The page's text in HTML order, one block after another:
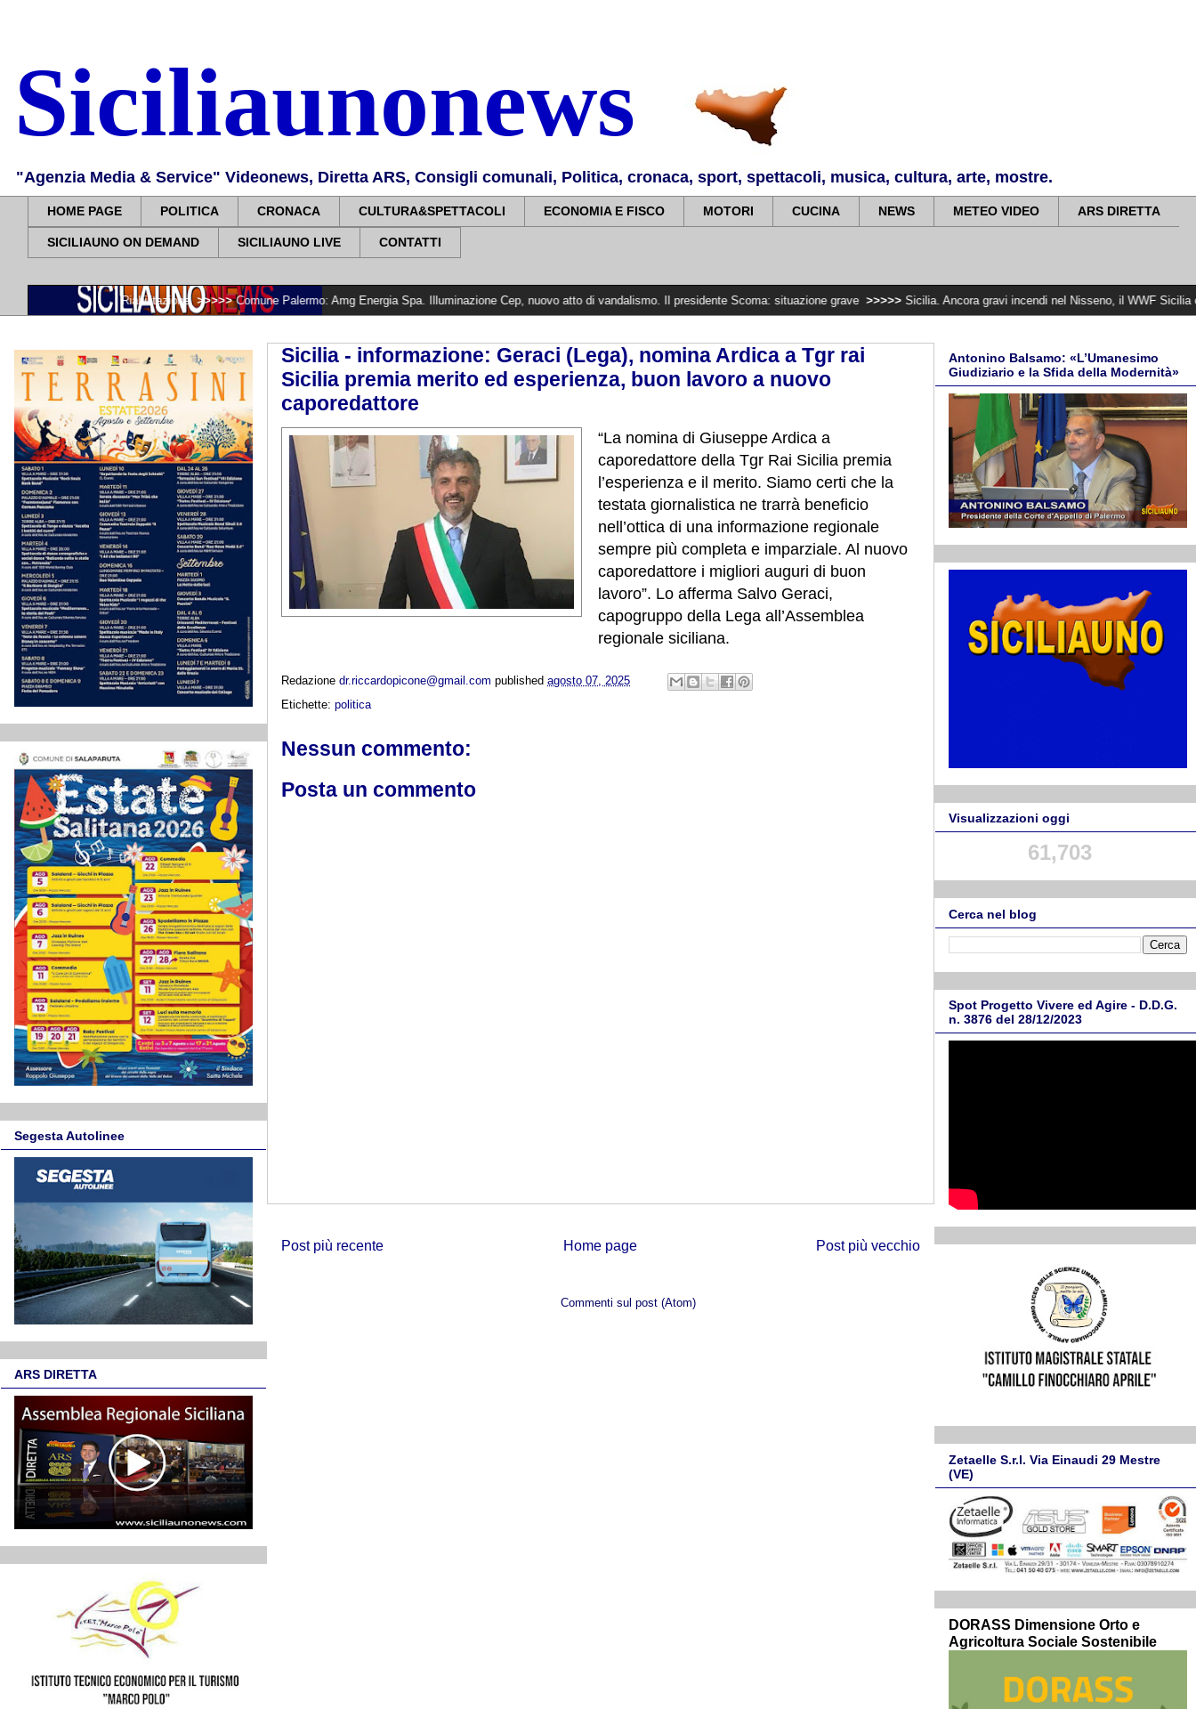
Siciliaunonews
"Agenzia Media & Service" Videonews, Diretta ARS, Consigli comunali, Politica, cronaca, sport, spettacoli, musica, cultura, arte, mostre.
HOME PAGE POLITICA CRONACA CULTURA&SPETTACOLI ECONOMIA E FISCO MOTORI CUCINA NEWS METEO VIDEO ARS DIRETTA
SICILIAUNO ON DEMAND SICILIAUNO LIVE CONTATTI
e di Riabilitazione >>>>> Comune Palermo: Amg Energia Spa. Illuminazione Cep, nuovo atto di vandalismo. Il presidente Scoma: situazione grave >>>>> Sicilia. Ancora gravi incendi nel Nisseno, il WWF Sicilia centrale
Sicilia - informazione: Geraci (Lega), nomina Ardica a Tgr rai
Sicilia premia merito ed esperienza, buon lavoro a nuovo
caporedattore
“La nomina di Giuseppe Ardica a
caporedattore della Tgr Rai Sicilia premia
l’esperienza e il merito. Siamo certi che la
testata giornalistica ne trarrà beneficio
nell’ottica di una informazione regionale
sempre più completa e imparziale. Al nuovo
caporedattore i migliori auguri di buon
lavoro”. Lo afferma Salvo Geraci,
capogruppo della Lega all’Assemblea
regionale siciliana.
Redazione dr.riccardopicone@gmail.com published agosto 07, 2025
Etichette: politica
Nessun commento:
Posta un commento
Post più recente Post più vecchio
Home page
Commenti sul post (Atom)
Segesta Autolinee
ARS DIRETTA
Antonino Balsamo: «L’Umanesimo
Giudiziario e la Sfida della Modernità»
Visualizzazioni oggi
61,703
Cerca nel blog
Spot Progetto Vivere ed Agire - D.D.G.
n. 3876 del 28/12/2023
Zetaelle S.r.l. Via Einaudi 29 Mestre
(VE)
DORASS Dimensione Orto e
Agricoltura Sociale Sostenibile